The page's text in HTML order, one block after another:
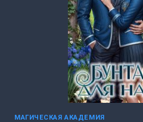
МАГИЧЕСКАЯ АКАДЕМИЯ